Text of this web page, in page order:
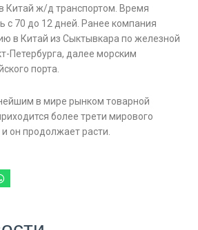
Китай ж/д транспортом. Время
с 70 до 12 дней. Ранее компания
в Китай из Сыктывкара по железной
Петербурга, далее морским
порта.
в мире рынком товарной
более трети мирового
он продолжает расти.